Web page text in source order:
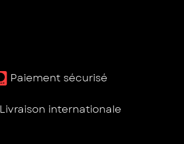
Paiement sécurisé ​
Livraison internationale